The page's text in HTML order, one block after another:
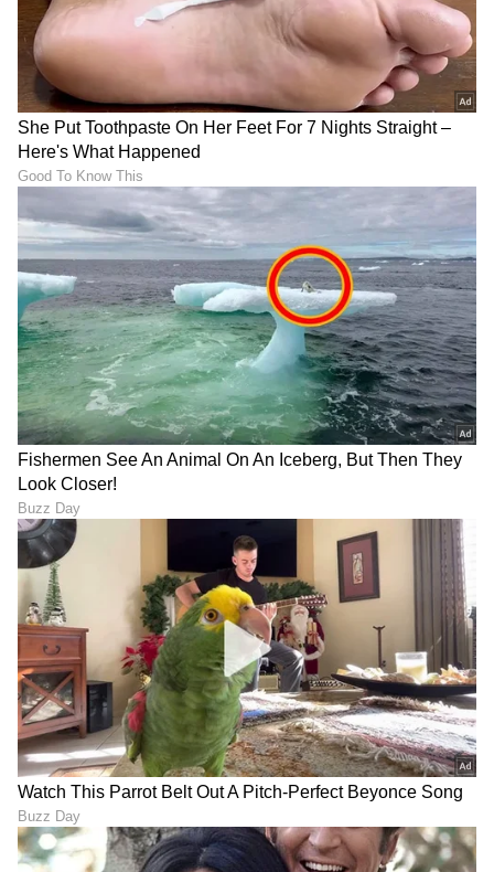
ಹಂಸ ರಾಜಯೋಗ: ಕರ್ಕಾಟಕದಲ್ಲಿ
ಗುರು ಉದಯ, ಆಗಸ್ಟ್ 10ರ
ನಂತರ 4 ರಾಶಿಗಳಿಗೆ ಹಣವೋ
ಹಣ!
ಗಾಳಿ ಇಲ್ಲದಿದ್ರೂ, ಎಣ್ಣೆ,ಬತ್ತಿ
ಸರಿಯಾಗಿದ್ರೂ ದೀಪ
ಆರುತ್ತಿದೆಯಾ? ಇದು ಯಾವುದರ
ಮುನ್ಸೂಚನೆ ಗೊತ್ತಾ?
ಶನಿ ದೃಷ್ಟಿಯಲ್ಲಿ ಅತ್ಯಂತ ಮಹಾ
ಬದಲಾವಣೆ; 5 ರಾಶಿಗೆ ಇನ್ಮುಂದೆ
ಮುಟ್ಟಿದ್ದೆಲ್ಲಾ ಚಿನ್ನ
ದ್ವಿರ್ದ್ವಾದಶ ದೃಷ್ಟಿ ಯೋಗ; 30 ಡಿಗ್ರಿ
ಅಂತರದಲ್ಲಿ ಬುಧ-ಮಂಗಳ, 4
ರಾಶಿಗೆ ಅದೃಷ್ಟ
LATEST VIDEOS
"ರಾಜಕೀಯ ಬೇಡ, ಸಿನಿಮಾನೇ ಪ್ರಾಣ":
ಕನಕೋತ್ಸವದಲ್ಲಿ ರಿಷಬ್ ಶೆಟ್ಟಿ | Rishab
Shetty speech | Suvarna News
ಶೇ.50 ರಿಂದ ಶೇ.18 ಕ್ಕೆ TAX ಇಳಿಕೆ: ಮೋದಿ-
ಟ್ರಂಪ್ ಐತಿಹಾಸಿಕ ಒಪ್ಪಂದ | India US
Trade Deal | Party Rounds